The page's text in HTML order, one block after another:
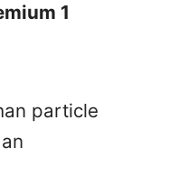
1
particle